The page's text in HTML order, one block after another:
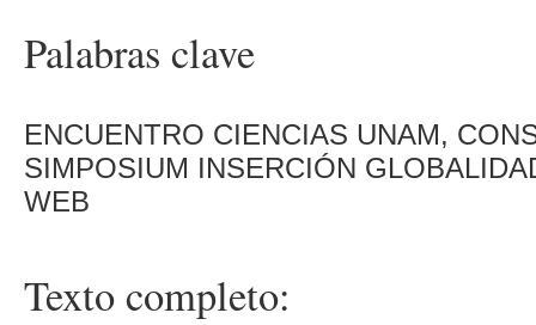
Palabras clave
ENCUENTRO CIENCIAS UNAM,
SIMPOSIUM INSERCIÓN
WEB
Texto completo: